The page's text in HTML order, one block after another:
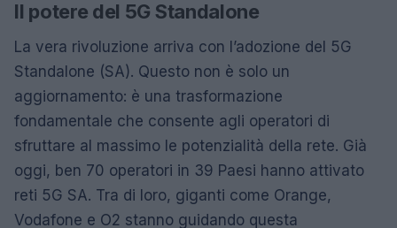
Il potere del 5G Standalone
La vera rivoluzione arriva con l’adozione del 5G
Standalone (SA). Questo non è solo un
aggiornamento: è una trasformazione
fondamentale che consente agli operatori di
sfruttare al massimo le potenzialità della rete. Già
oggi, ben 70 operatori in 39 Paesi hanno attivato
reti 5G SA. Tra di loro, giganti come Orange,
Vodafone e O2 stanno guidando questa